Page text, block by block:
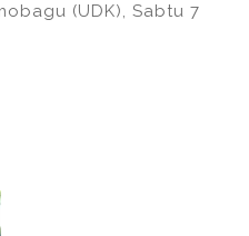
(UDK), Sabtu 7